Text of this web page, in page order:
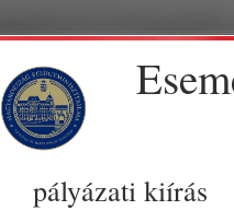
pályázati kiírás